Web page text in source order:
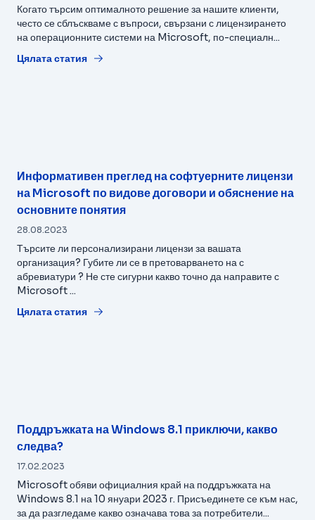
Когато търсим оптималното решение за нашите клиенти,
често се сблъскваме с въпроси, свързани с лицензирането
на операционните системи на Microsoft, по-специалн...
Цялата статия
Информативен преглед на софтуерните лицензи
на Microsoft по видове договори и обяснение на
основните понятия
28.08.2023
Търсите ли персонализирани лицензи за вашата
организация? Губите ли се в претоварването на с
абревиатури ? Не сте сигурни какво точно да направите с
Microsoft ...
Цялата статия
Поддръжката на Windows 8.1 приключи, какво
следва?
17.02.2023
Microsoft обяви официалния край на поддръжката на
Windows 8.1 на 10 януари 2023 г. Присъединете се към нас,
за да разгледаме какво означава това за потребители...